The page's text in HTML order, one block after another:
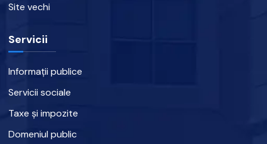
Site vechi
Servicii
Informații publice
Servicii sociale
Taxe și impozite
Domeniul public